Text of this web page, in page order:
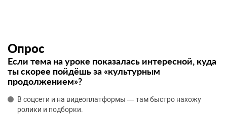
Опрос
Если тема на уроке показалась интересной, куда
ты скорее пойдёшь за «культурным
продолжением»?
В соцсети и на видеоплатформы — там быстро нахожу
ролики и подборки.